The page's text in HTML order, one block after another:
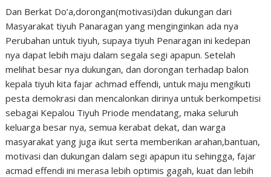
Dan Berkat Do’a,dorongan(motivasi)dan dukungan dari
Masyarakat tiyuh Panaragan yang menginginkan ada nya
Perubahan untuk tiyuh, supaya tiyuh Penaragan ini kedepan
nya dapat lebih maju dalam segala segi apapun. Setelah
melihat besar nya dukungan, dan dorongan terhadap balon
kepala tiyuh kita fajar achmad effendi, untuk maju mengikuti
pesta demokrasi dan mencalonkan dirinya untuk berkompetisi
sebagai Kepalou Tiyuh Priode mendatang, maka seluruh
keluarga besar nya, semua kerabat dekat, dan warga
masyarakat yang juga ikut serta memberikan arahan,bantuan,
motivasi dan dukungan dalam segi apapun itu sehingga, fajar
acmad effendi ini merasa lebih optimis gagah, kuat dan lebih